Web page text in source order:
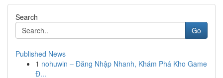
Search
Go
Published News
1 nohuwin – Đăng Nhập Nhanh, Khám Phá Kho Game
Đ...